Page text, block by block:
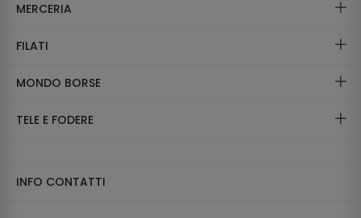
MERCERIA
FILATI
MONDO BORSE
TELE E FODERE
INFO CONTATTI